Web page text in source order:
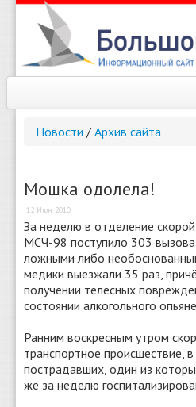
Новости
Справочник
Погода
О сайте
Новости / Архив сайта
Мошка одолела!
12 Июн 2010
За неделю в отделение
МСЧ-98 поступило 303
ложными либо
медики выезжали 35 раз,
получении телесных
состоянии алкогольного
Ранним воскресным утром
транспортное происшествие,
пострадавших, один из
же за неделю